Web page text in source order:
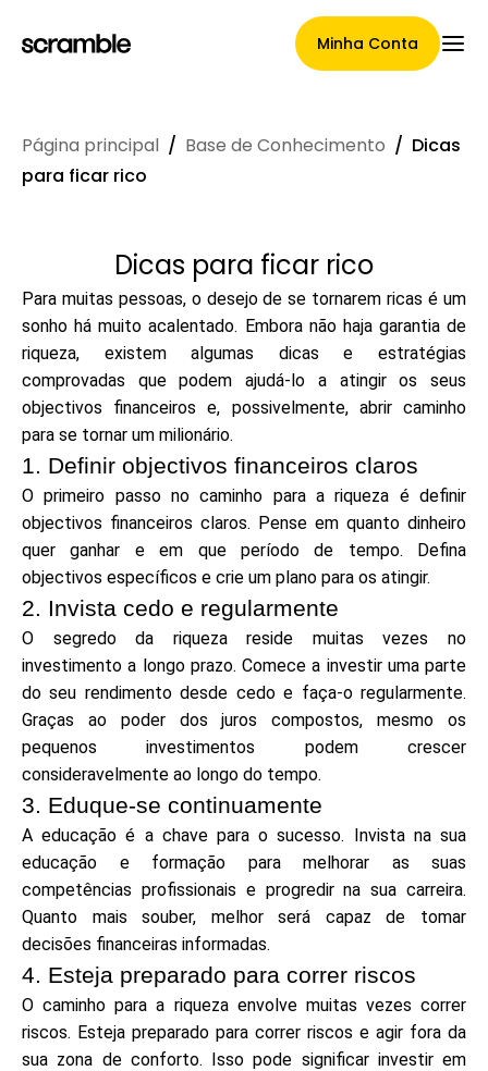
Minha Conta
Página Principal
Termos de cessão de
reclamações
Galeria de Marcas
Seleção de Marca
Calculadoras
Histórico de Rondas
Blog
Contacte-nos
Ajuda
Página principal / Base de Conhecimento / Dicas
para ficar rico
Dicas para ficar rico
Para muitas pessoas, o desejo de se tornarem ricas é um
sonho há muito acalentado. Embora não haja garantia de
riqueza, existem algumas dicas e estratégias
comprovadas que podem ajudá-lo a atingir os seus
objectivos financeiros e, possivelmente, abrir caminho
para se tornar um milionário.
1. Definir objectivos financeiros claros
O primeiro passo no caminho para a riqueza é definir
objectivos financeiros claros. Pense em quanto dinheiro
quer ganhar e em que período de tempo. Defina
objectivos específicos e crie um plano para os atingir.
2. Invista cedo e regularmente
O segredo da riqueza reside muitas vezes no
investimento a longo prazo. Comece a investir uma parte
do seu rendimento desde cedo e faça-o regularmente.
Graças ao poder dos juros compostos, mesmo os
pequenos investimentos podem crescer
consideravelmente ao longo do tempo.
3. Eduque-se continuamente
A educação é a chave para o sucesso. Invista na sua
educação e formação para melhorar as suas
competências profissionais e progredir na sua carreira.
Quanto mais souber, melhor será capaz de tomar
decisões financeiras informadas.
4. Esteja preparado para correr riscos
O caminho para a riqueza envolve muitas vezes correr
riscos. Esteja preparado para correr riscos e agir fora da
sua zona de conforto. Isso pode significar investir em